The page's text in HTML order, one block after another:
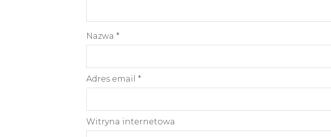
Nazwa *
Adres email *
Witryna internetowa